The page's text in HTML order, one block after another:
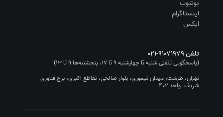
یوتیوب
اینستاگرام
ایکس
تلفن۰۲۱-۹۱۰۷۱۹۷۹
(پاسخگویی تلفنی شنبه تا چهارشنبه ۹ تا ۱۷، پنجشنبه‌ها ۹ تا ۱۳)
تهران، طرشت، میدان تیموری، بلوار صالحی، تقاطع اکبری، برج فناوری
شریف، واحد ۴۰۲